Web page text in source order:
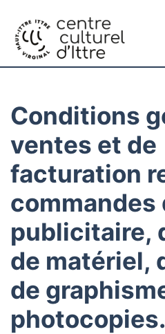
Conditions
ventes et de
facturation
commandes
publicitaire,
de matériel,
de
photocopies.